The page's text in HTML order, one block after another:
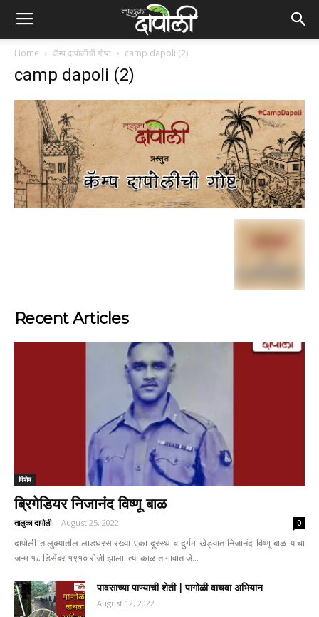
Home कॅम्प दापोलीची गोष्ट camp dapoli (2)
camp dapoli (2)
Recent Articles
विशेष
ब्रिगेडियर निजानंद विष्णू बाळ
तालुका दापोली - August 25, 2022 0
दापोली तालुक्यातील लाडघरसारख्या एका दूरस्थ व दुर्गम खेड्यात निजानंद विष्णू बाळ यांचा
जन्म १८ डिसेंबर १९१० रोजी झाला. त्या काळात गावात जे...
पावसाच्या पाण्याची शेती | पागोळी वाचवा अभियान
August 12, 2022